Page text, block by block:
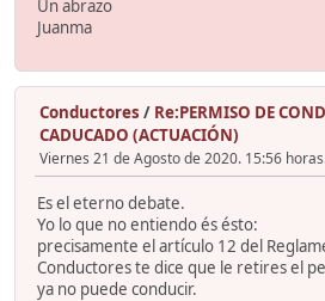
Un abrazo
Juanma
Conductores / Re:PERMISO DE
CADUCADO (ACTUACIÓN)
Viernes 21 de Agosto de 2020. 15:56
Es el eterno debate.
Yo lo que no entiendo és ésto:
precisamente el artículo 12 del
Conductores te dice que le retires el
ya no puede conducir.